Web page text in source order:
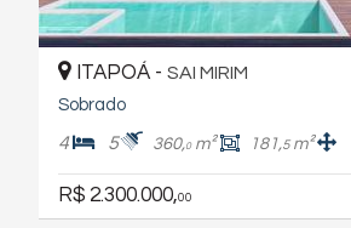
ITAPOÁ - SAI MIRIM
Sobrado
4 5 360,0m² 181,5m²
R$ 2.300.000,00